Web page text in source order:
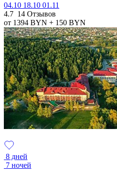
04.10 18.10 01.11
4.7 14 Отзывов
от 1394 BYN + 150 BYN
8 дней
7 ночей